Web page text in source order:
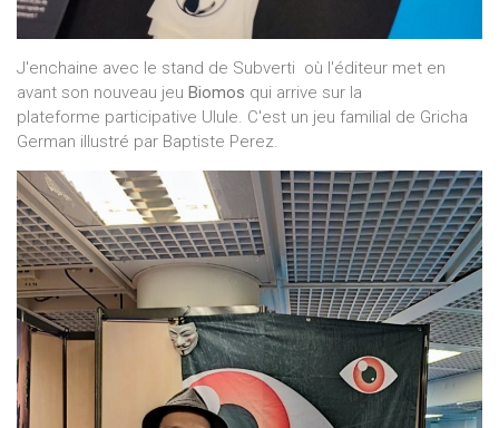
J'enchaine avec le stand de Subverti où l'éditeur met en
avant son nouveau jeu Biomos qui arrive sur la
plateforme participative Ulule. C'est un jeu familial de Gricha
German illustré par Baptiste Perez.